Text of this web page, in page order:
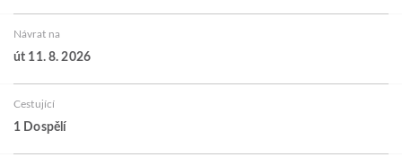
Návrat na
út 11. 8. 2026
Cestující
1 Dospělí